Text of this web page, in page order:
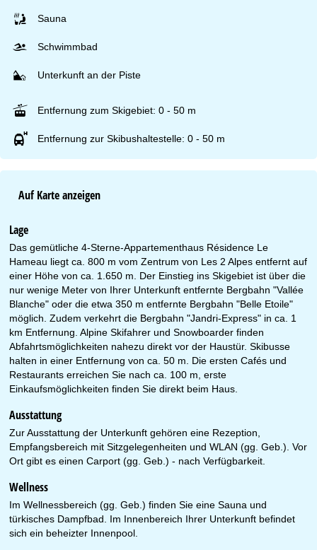
Sauna
Schwimmbad
Unterkunft an der Piste
Entfernung zum Skigebiet: 0 - 50 m
Entfernung zur Skibushaltestelle: 0 - 50 m
Auf Karte anzeigen
Lage
Das gemütliche 4-Sterne-Appartementhaus Résidence Le
Hameau liegt ca. 800 m vom Zentrum von Les 2 Alpes entfernt auf
einer Höhe von ca. 1.650 m. Der Einstieg ins Skigebiet ist über die
nur wenige Meter von Ihrer Unterkunft entfernte Bergbahn "Vallée
Blanche" oder die etwa 350 m entfernte Bergbahn "Belle Etoile"
möglich. Zudem verkehrt die Bergbahn "Jandri-Express" in ca. 1
km Entfernung. Alpine Skifahrer und Snowboarder finden
Abfahrtsmöglichkeiten nahezu direkt vor der Haustür. Skibusse
halten in einer Entfernung von ca. 50 m. Die ersten Cafés und
Restaurants erreichen Sie nach ca. 100 m, erste
Einkaufsmöglichkeiten finden Sie direkt beim Haus.
Ausstattung
Zur Ausstattung der Unterkunft gehören eine Rezeption,
Empfangsbereich mit Sitzgelegenheiten und WLAN (gg. Geb.). Vor
Ort gibt es einen Carport (gg. Geb.) - nach Verfügbarkeit.
Wellness
Im Wellnessbereich (gg. Geb.) finden Sie eine Sauna und
türkisches Dampfbad. Im Innenbereich Ihrer Unterkunft befindet
sich ein beheizter Innenpool.